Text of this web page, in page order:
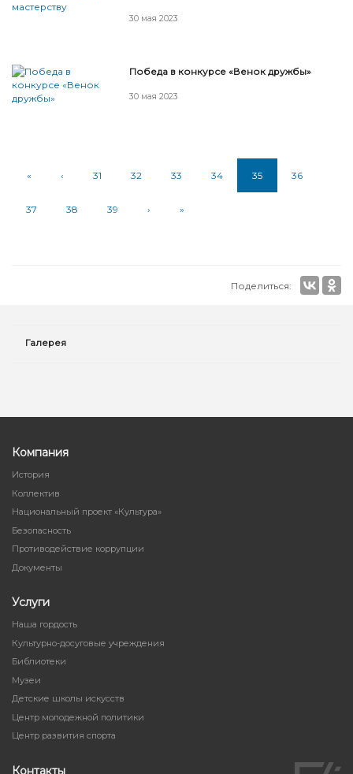
30 мая 2023
Победа в конкурсе «Венок дружбы»
30 мая 2023
« ‹ 31 32 33 34 35 36
37 38 39 › »
Поделиться:
Галерея
Компания
История
Коллектив
Национальный проект «Культура»
Безопасность
Противодействие коррупции
Документы
Услуги
Наша гордость
Культурно-досуговые учреждения
Библиотеки
Музеи
Детские школы искусств
Центр молодежной политики
Центр развития спорта
Контакты